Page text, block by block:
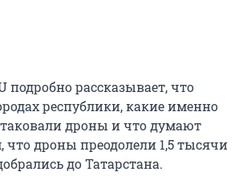
подробно рассказывает, что
республики, какие именно
дроны и что думают
что дроны преодолели 1,5 тысячи
до Татарстана.